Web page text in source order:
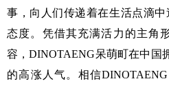
事，向人们传递着在生活点滴
态度。凭借其充满活力的主角
容，DINOTAENG呆萌町在中国
的高涨人气。相信